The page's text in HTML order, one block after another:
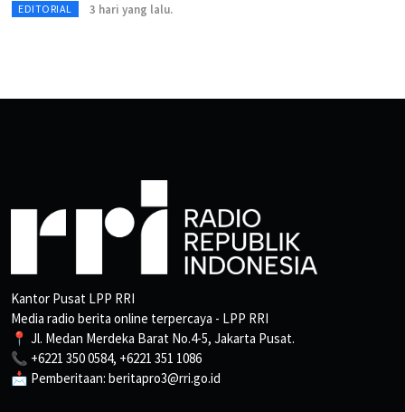
EDITORIAL 3 hari yang lalu.
Kantor Pusat LPP RRI
Media radio berita online terpercaya - LPP RRI
📍 Jl. Medan Merdeka Barat No.4-5, Jakarta Pusat.
📞 +6221 350 0584, +6221 351 1086
📩 Pemberitaan: beritapro3@rri.go.id